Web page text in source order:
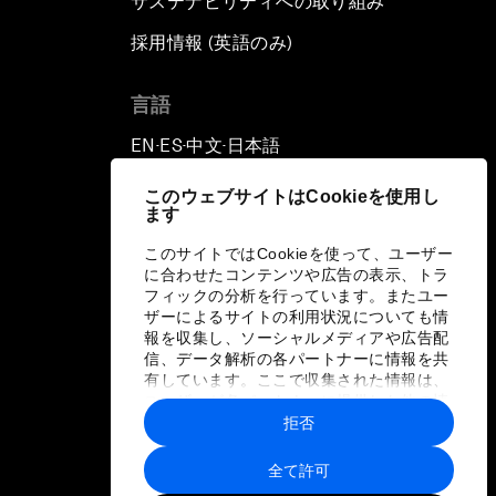
このウェブサイトはCookieを使用し
ます
このサイトではCookieを使って、ユーザー
に合わせたコンテンツや広告の表示、トラ
フィックの分析を行っています。またユー
ザーによるサイトの利用状況についても情
報を収集し、ソーシャルメディアや広告配
信、データ解析の各パートナーに情報を共
有しています。ここで収集された情報は、
ユーザーが各パートナーに提供した他の情
報や各パートナーのサービスを使用した際
に収集された情報と組み合わされ、各パー
トナーによって使用されることがありま
す。
全て許可
拒否
採用情報 (英語のみ)
言語
EN ▪ES▪中文▪ 日本語